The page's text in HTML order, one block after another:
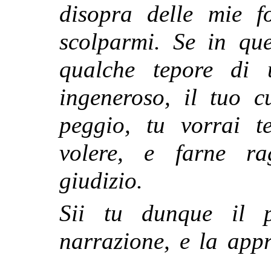
disopra delle mie
scolparmi. Se in
qualche tepore
ingeneroso, il tuo
peggio, tu vorrai
volere, e farne
giudizio.
Sii tu dunque il
narrazione, e la